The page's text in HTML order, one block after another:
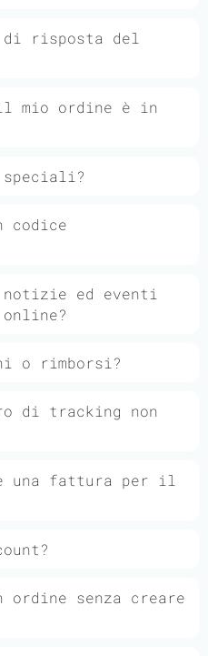
risposta del
mio ordine è in
codice
notizie ed eventi
o rimborsi?
di tracking non
una fattura per il
ordine senza creare